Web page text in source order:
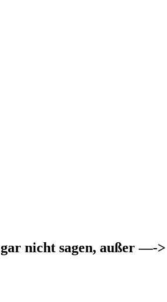
nicht sagen, außer —-